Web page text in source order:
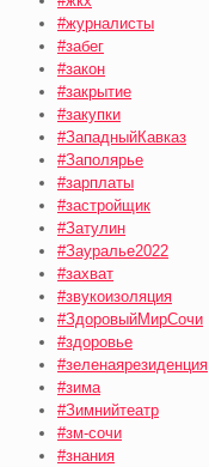
#журналисты
#забег
#закон
#закрытие
#закупки
#ЗападныйКавказ
#Заполярье
#зарплаты
#застройщик
#Затулин
#Зауралье2022
#захват
#звукоизоляция
#ЗдоровыйМирСочи
#здоровье
#зеленаярезиденция
#зима
#Зимнийтеатр
#зм-сочи
#знания